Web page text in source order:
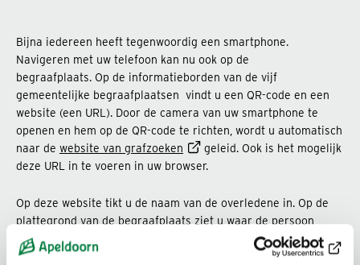
Bijna iedereen heeft tegenwoordig een smartphone.
Navigeren met uw telefoon kan nu ook op de
begraafplaats. Op de informatieborden van de vijf
gemeentelijke begraafplaatsen vindt u een QR-code en een
website (een URL). Door de camera van uw smartphone te
openen en hem op de QR-code te richten, wordt u automatisch
naar de website van grafzoeken
geleid. Ook is het mogelijk
deze URL in te voeren in uw browser.
Op deze website tikt u de naam van de overledene in. Op de
plattegrond van de begraafplaats ziet u waar de persoon
begraven is. Als u “Tracking” aanzet, helpt Grafzoeken u het
graf te vinden.